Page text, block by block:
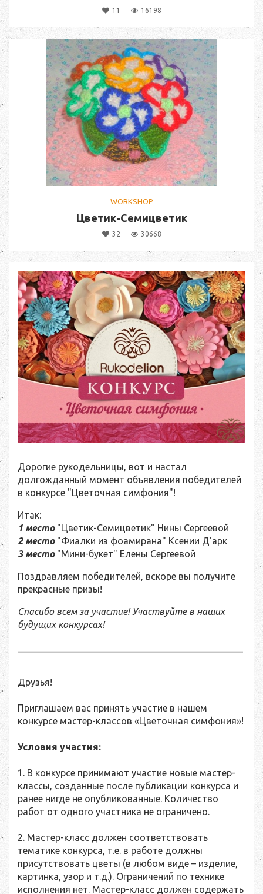
11 16198
WORKSHOP
Цветик-Семицветик
32 30668
Дорогие рукодельницы, вот и настал
долгожданный момент объявления победителей
в конкурсе "Цветочная симфония"!
Итак:
1 место"Цветик-Семицветик" Нины Сергеевой
2 место"Фиалки из фоамирана" Ксении Д'арк
3 место"Мини-букет" Елены Сергеевой
Поздравляем победителей, вскоре вы получите
прекрасные призы!
Спасибо всем за участие! Участвуйте в наших
будущих конкурсах!
Друзья!
Приглашаем вас принять участие в нашем
конкурсе мастер-классов «Цветочная симфония»!
Условия участия:
1. В конкурсе принимают участие новые мастер-
классы, созданные после публикации конкурса и
ранее нигде не опубликованные. Количество
работ от одного участника не ограничено.
2. Мастер-класс должен соответствовать
тематике конкурса, т.е. в работе должны
присутствовать цветы (в любом виде – изделие,
картинка, узор и т.д.). Ограничений по технике
исполнения нет. Мастер-класс должен содержать